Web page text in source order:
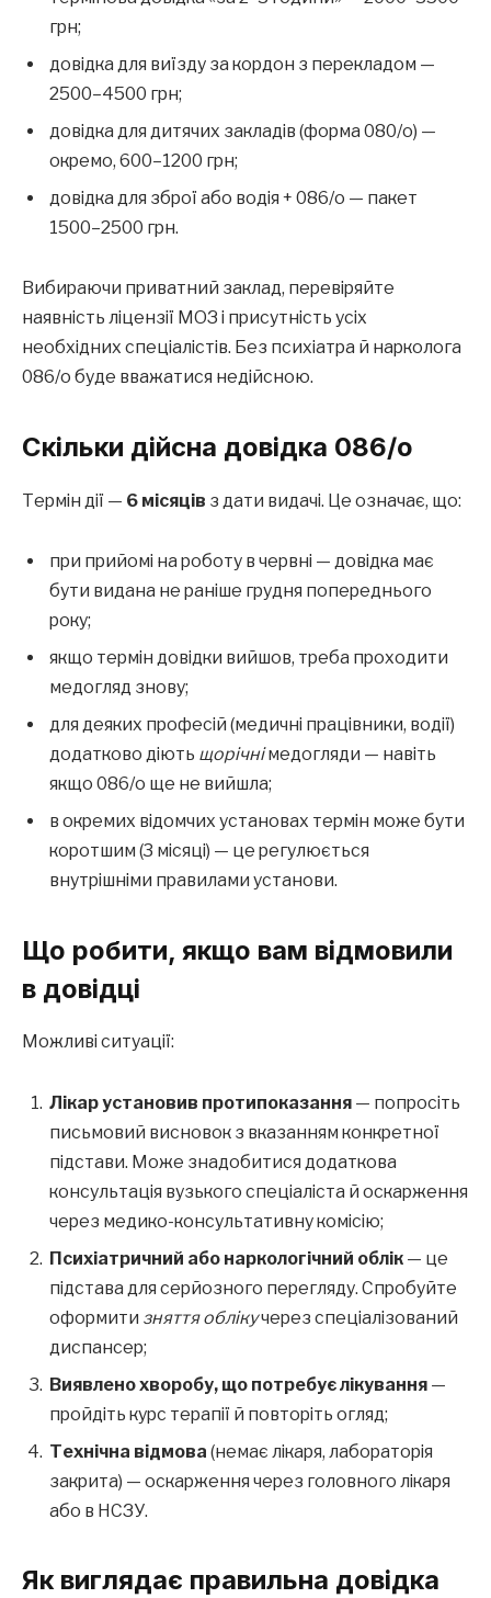
грн;
довідка для виїзду за кордон з перекладом —
2500–4500 грн;
довідка для дитячих закладів (форма 080/о) —
окремо, 600–1200 грн;
довідка для зброї або водія + 086/о — пакет
1500–2500 грн.
Вибираючи приватний заклад, перевіряйте
наявність ліцензії МОЗ і присутність усіх
необхідних спеціалістів. Без психіатра й нарколога
086/о буде вважатися недійсною.
Скільки дійсна довідка 086/о
Термін дії — 6 місяців з дати видачі. Це означає, що:
при прийомі на роботу в червні — довідка має
бути видана не раніше грудня попереднього
року;
якщо термін довідки вийшов, треба проходити
медогляд знову;
для деяких професій (медичні працівники, водії)
додатково діють щорічнімедогляди — навіть
якщо 086/о ще не вийшла;
в окремих відомчих установах термін може бути
коротшим (3 місяці) — це регулюється
внутрішніми правилами установи.
Що робити, якщо вам відмовили
в довідці
Можливі ситуації:
Лікар установив протипоказання — попросіть
письмовий висновок з вказанням конкретної
підстави. Може знадобитися додаткова
консультація вузького спеціаліста й оскарження
через медико-консультативну комісію;
Психіатричний або наркологічний облік — це
підстава для серйозного перегляду. Спробуйте
оформити зняття облікучерез спеціалізований
диспансер;
Виявлено хворобу, що потребує лікування —
пройдіть курс терапії й повторіть огляд;
Технічна відмова (немає лікаря, лабораторія
закрита) — оскарження через головного лікаря
або в НСЗУ.
Як виглядає правильна довідка